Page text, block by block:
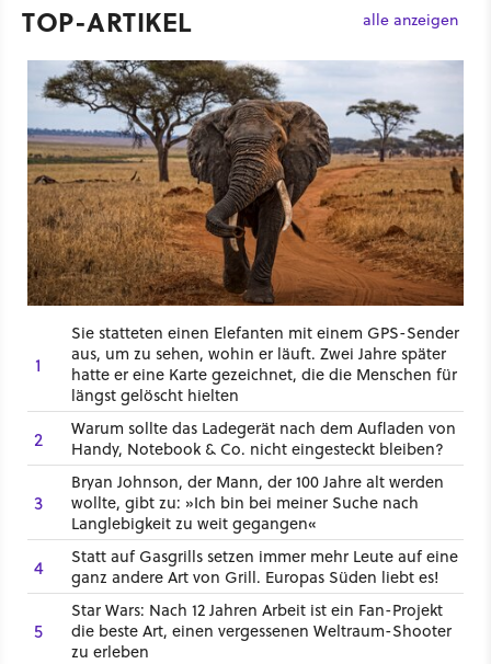
TOP-ARTIKEL alle anzeigen
1
Sie statteten einen Elefanten mit einem GPS-Sender
aus, um zu sehen, wohin er läuft. Zwei Jahre später
hatte er eine Karte gezeichnet, die die Menschen für
längst gelöscht hielten
2
Warum sollte das Ladegerät nach dem Aufladen von
Handy, Notebook & Co. nicht eingesteckt bleiben?
3
Bryan Johnson, der Mann, der 100 Jahre alt werden
wollte, gibt zu: »Ich bin bei meiner Suche nach
Langlebigkeit zu weit gegangen«
4
Statt auf Gasgrills setzen immer mehr Leute auf eine
ganz andere Art von Grill. Europas Süden liebt es!
5
Star Wars: Nach 12 Jahren Arbeit ist ein Fan-Projekt
die beste Art, einen vergessenen Weltraum-Shooter
zu erleben